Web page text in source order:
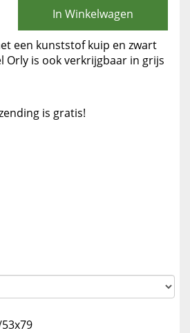
In Winkelwagen
een kunststof kuip en zwart
Orly is ook verkrijgbaar in grijs
is gratis!